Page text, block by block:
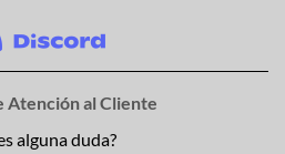
Atención al Cliente
alguna duda?